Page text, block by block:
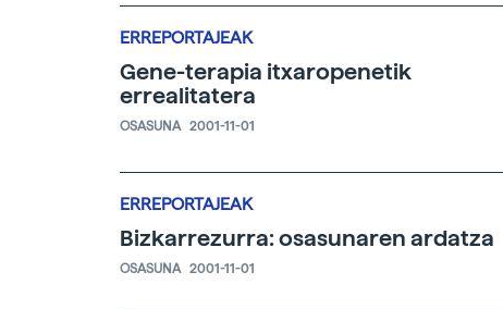
ERREPORTAJEAK
Gene-terapia itxaropenetik
errealitatera
OSASUNA 2001-11-01
ERREPORTAJEAK
Bizkarrezurra: osasunaren ardatza
OSASUNA 2001-11-01